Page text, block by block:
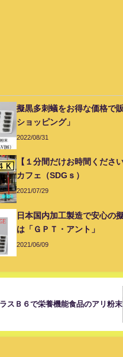
擬黒多刺蟻をお得な価格で
ショッピング」
2022/08/31
【１分間だけお時間くださ
カフェ（SDGｓ）
2021/07/29
日本国内加工製造で安心の
は「ＧＰＴ・アント」
2021/06/09
スＢ６で栄養機能食品のアリ粉末